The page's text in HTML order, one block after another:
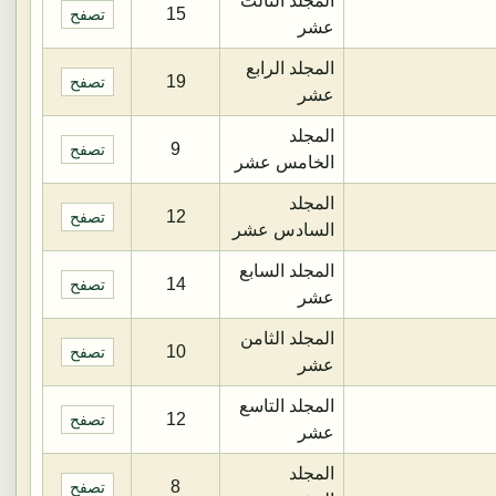
عشر
15 تصفح
المجلد الرابع
عشر
19 تصفح
المجلد
الخامس عشر
9 تصفح
المجلد
السادس عشر
12 تصفح
المجلد السابع
عشر
14 تصفح
المجلد الثامن
عشر
10 تصفح
المجلد التاسع
عشر
12 تصفح
المجلد
8 تصفح